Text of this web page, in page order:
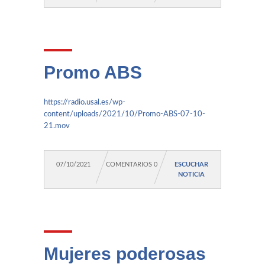
Promo ABS
https://radio.usal.es/wp-
content/uploads/2021/10/Promo-ABS-07-10-
21.mov
07/10/2021 COMENTARIOS 0
ESCUCHAR
NOTICIA
Mujeres poderosas